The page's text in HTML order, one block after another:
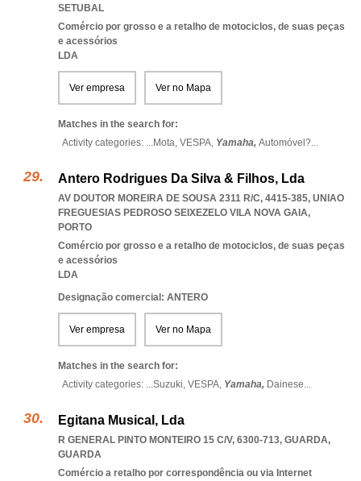
SETUBAL
Comércio por grosso e a retalho de motociclos, de suas peças
e acessórios
LDA
Ver empresa Ver no Mapa
Matches in the search for:
Activity categories: ...Mota, VESPA, Yamaha, Automóvel?...
Antero Rodrigues Da Silva & Filhos, Lda
AV DOUTOR MOREIRA DE SOUSA 2311 R/C, 4415-385, UNIAO
FREGUESIAS PEDROSO SEIXEZELO VILA NOVA GAIA,
PORTO
Comércio por grosso e a retalho de motociclos, de suas peças
e acessórios
LDA
Designação comercial: ANTERO
Ver empresa Ver no Mapa
Matches in the search for:
Activity categories: ...Suzuki, VESPA, Yamaha, Dainese...
Egitana Musical, Lda
R GENERAL PINTO MONTEIRO 15 C/V, 6300-713, GUARDA,
GUARDA
Comércio a retalho por correspondência ou via Internet